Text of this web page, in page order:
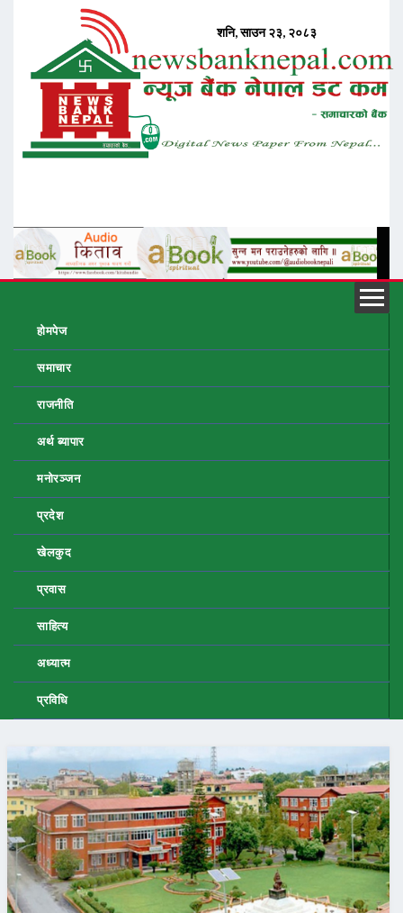
होमपेज
समाचार
राजनीति
अर्थ ब्यापार
मनोरञ्जन
प्रदेश
खेलकुद
प्रवास
साहित्य
अध्यात्म
प्रविधि